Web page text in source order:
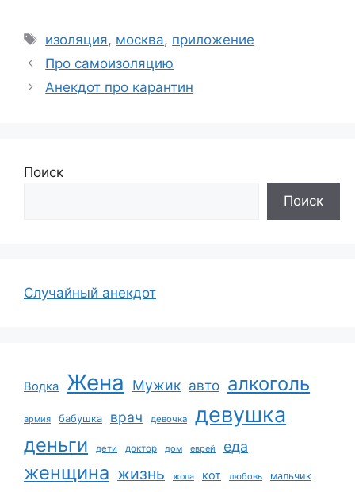
Метки
изоляция, москва, приложение
Про самоизоляцию
Анекдот про карантин
Поиск
Поиск
Случайный анекдот
Водка Жена Мужик авто алкоголь
армия бабушка врач девочка девушка
деньги дети доктор дом еврей еда
женщина жизнь жопа кот любовь мальчик